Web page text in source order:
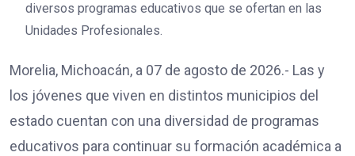
diversos programas educativos que se ofertan en las
Unidades Profesionales.
Morelia, Michoacán, a 07 de agosto de 2026.- Las y
los jóvenes que viven en distintos municipios del
estado cuentan con una diversidad de programas
educativos para continuar su formación académica a